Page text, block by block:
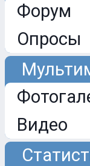
Форум
Опросы
Видео